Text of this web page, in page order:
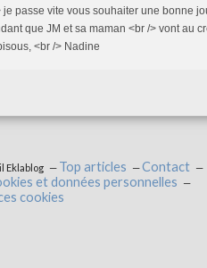
je passe vite vous souhaiter une bonne
que JM et sa maman <br /> vont au
<br /> Nadine
Eklablog Top articles
Contact
et données personnelles
cookies